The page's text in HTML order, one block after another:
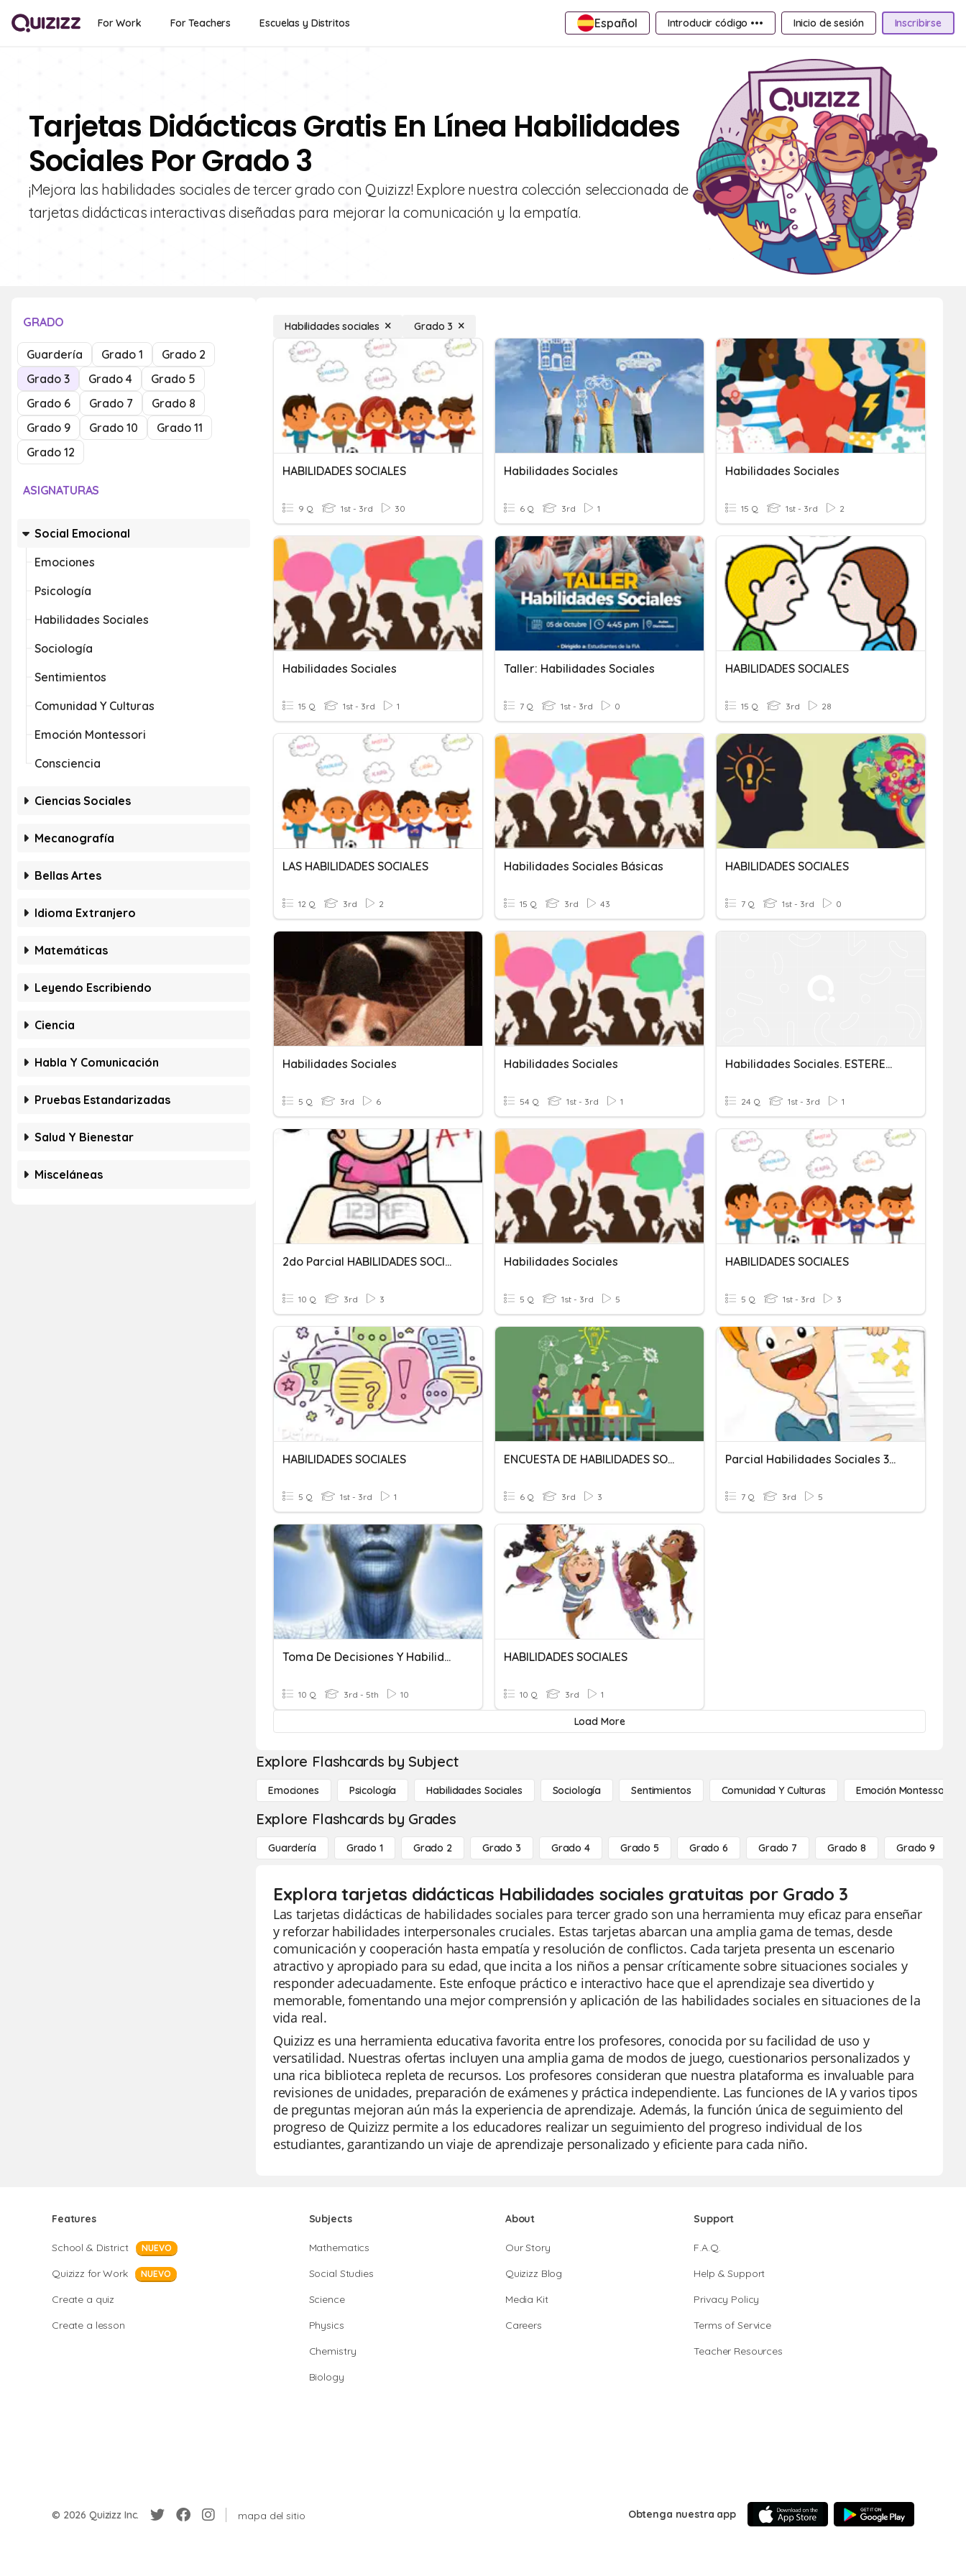
For Work For Teachers Escuelas y Distritos Español Introducir código ••• Inicio de sesión Inscribirse
Tarjetas Didácticas Gratis En Línea Habilidades
Sociales Por Grado 3
¡Mejora las habilidades sociales de tercer grado con Quizizz! Explore nuestra colección seleccionada de
tarjetas didácticas interactivas diseñadas para mejorar la comunicación y la empatía.
GRADO
Guardería Grado 1
Grado 2
Grado 3
Grado 4
Grado 5
Grado 6
Grado 7
Grado 8
Grado 9
Grado 10
Grado 11
Grado 12
ASIGNATURAS
Social Emocional
Emociones
Psicología
Habilidades Sociales
Sociología
Sentimientos
Comunidad Y Culturas
Emoción Montessori
Consciencia
Ciencias Sociales
Mecanografía
Bellas Artes
Idioma Extranjero
Matemáticas
Leyendo Escribiendo
Ciencia
Habla Y Comunicación
Pruebas Estandarizadas
Salud Y Bienestar
Misceláneas
Habilidades sociales Grado 3
HABILIDADES SOCIALES
9 Q 1st - 3rd 30
Habilidades Sociales
6 Q 3rd 1
Habilidades Sociales
15 Q 1st - 3rd 2
Habilidades Sociales
15 Q 1st - 3rd 1
Taller: Habilidades Sociales
7 Q 1st - 3rd 0
HABILIDADES SOCIALES
15 Q 3rd 28
LAS HABILIDADES SOCIALES
12 Q 3rd 2
Habilidades Sociales Básicas
15 Q 3rd 43
HABILIDADES SOCIALES
7 Q 1st - 3rd 0
Habilidades Sociales
5 Q 3rd 6
Habilidades Sociales
54 Q 1st - 3rd 1
Habilidades Sociales. ESTEREOTIPOS
24 Q 1st - 3rd 1
2do Parcial HABILIDADES SOCIALES 3ro De Primaria
10 Q 3rd 3
Habilidades Sociales
5 Q 1st - 3rd 5
HABILIDADES SOCIALES
5 Q 1st - 3rd 3
HABILIDADES SOCIALES
5 Q 1st - 3rd 1
ENCUESTA DE HABILIDADES SOCIALES
6 Q 3rd 3
Parcial Habilidades Sociales 3º De Primaria
7 Q 3rd 5
Toma De Decisiones Y Habilidades Sociales Primaria
10 Q 3rd - 5th 10
HABILIDADES SOCIALES
10 Q 3rd 1
Load More
Explore Flashcards by Subject
Emociones Psicología Habilidades Sociales Sociología Sentimientos Comunidad Y Culturas Emoción Montessori
Explore Flashcards by Grades
Guardería Grado 1 Grado 2 Grado 3 Grado 4 Grado 5 Grado 6 Grado 7 Grado 8 Grado 9
Explora tarjetas didácticas Habilidades sociales gratuitas por Grado 3
Las tarjetas didácticas de habilidades sociales para tercer grado son una herramienta muy eficaz para enseñar
y reforzar habilidades interpersonales cruciales. Estas tarjetas abarcan una amplia gama de temas, desde
comunicación y cooperación hasta empatía y resolución de conflictos. Cada tarjeta presenta un escenario
atractivo y apropiado para su edad, que incita a los niños a pensar críticamente sobre situaciones sociales y
responder adecuadamente. Este enfoque práctico e interactivo hace que el aprendizaje sea divertido y
memorable, fomentando una mejor comprensión y aplicación de las habilidades sociales en situaciones de la
vida real.
Quizizz es una herramienta educativa favorita entre los profesores, conocida por su facilidad de uso y
versatilidad. Nuestras ofertas incluyen una amplia gama de modos de juego, cuestionarios personalizados y
una rica biblioteca repleta de recursos. Los profesores consideran que nuestra plataforma es invaluable para
revisiones de unidades, preparación de exámenes y práctica independiente. Las funciones de IA y varios tipos
de preguntas mejoran aún más la experiencia de aprendizaje. Además, la función única de seguimiento del
progreso de Quizizz permite a los educadores realizar un seguimiento del progreso individual de los
estudiantes, garantizando un viaje de aprendizaje personalizado y eficiente para cada niño.
Features
School & District NUEVO
Quizizz for Work NUEVO
Create a quiz
Create a lesson
Subjects
Mathematics
Social Studies
Science
Physics
Chemistry
Biology
About
Our Story
Quizizz Blog
Media Kit
Careers
Support
F.A.Q.
Help & Support
Privacy Policy
Terms of Service
Teacher Resources
© 2026 Quizizz Inc. mapa del sitio Obtenga nuestra app